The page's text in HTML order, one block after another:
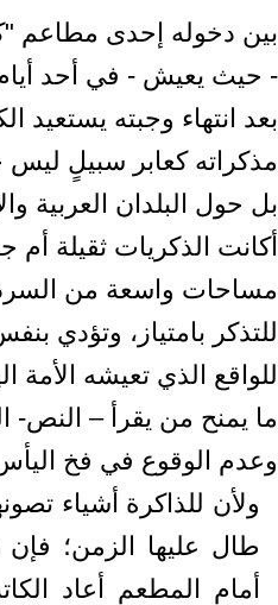
بين دخوله إحدى مطاعم
بعد انتهاء وجبته
مذكراته كعابر سبيلٍ
بل حول البلدان العربية
أكانت الذكريات ثقيلة أم
مساحات واسعة من
للتذكر بامتياز، وتؤدي
للواقع الذي تعيشه الأمة
ما يمنح من يقرأ – النص-
وعدم الوقوع في فخ
ولأن للذاكرة أشياء
طال عليها الزمن؛ فإن
أمام المطعم أعاد